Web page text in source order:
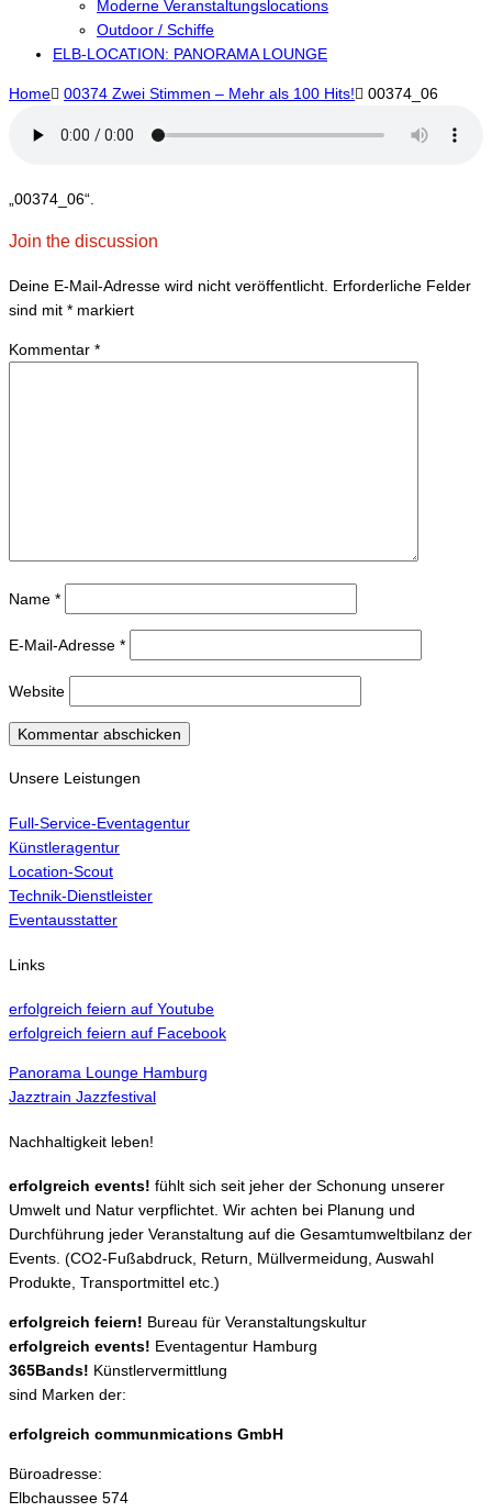
Moderne Veranstaltungslocations
Outdoor / Schiffe
ELB-LOCATION: PANORAMA LOUNGE
Home 00374 Zwei Stimmen – Mehr als 100 Hits! 00374_06
„00374_06“.
Join the discussion
Deine E-Mail-Adresse wird nicht veröffentlicht. Erforderliche Felder
sind mit * markiert
Kommentar *
Name *
E-Mail-Adresse *
Website
Unsere Leistungen
Full-Service-Eventagentur
Künstleragentur
Location-Scout
Technik-Dienstleister
Eventausstatter
Links
erfolgreich feiern auf Youtube
erfolgreich feiern auf Facebook
Panorama Lounge Hamburg
Jazztrain Jazzfestival
Nachhaltigkeit leben!
erfolgreich events! fühlt sich seit jeher der Schonung unserer
Umwelt und Natur verpflichtet. Wir achten bei Planung und
Durchführung jeder Veranstaltung auf die Gesamtumweltbilanz der
Events. (CO2-Fußabdruck, Return, Müllvermeidung, Auswahl
Produkte, Transportmittel etc.)
erfolgreich feiern! Bureau für Veranstaltungskultur
erfolgreich events! Eventagentur Hamburg
365Bands! Künstlervermittlung
sind Marken der:
erfolgreich communmications GmbH
Büroadresse:
Elbchaussee 574